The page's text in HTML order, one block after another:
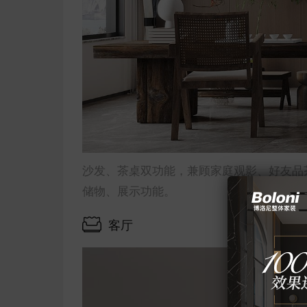
沙发、茶桌双功能，兼顾家庭观影、好友
储物、展示功能。
客厅